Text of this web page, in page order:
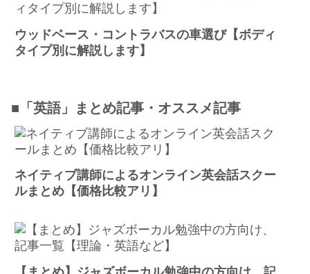
ウッドベース・コントラバスの車選び【ボディ
タイプ別に解説します】
■「英語」まとめ記事・オススメ記事
ネイティブ講師によるオンライン英会話スクー
ルまとめ【価格比較アリ】